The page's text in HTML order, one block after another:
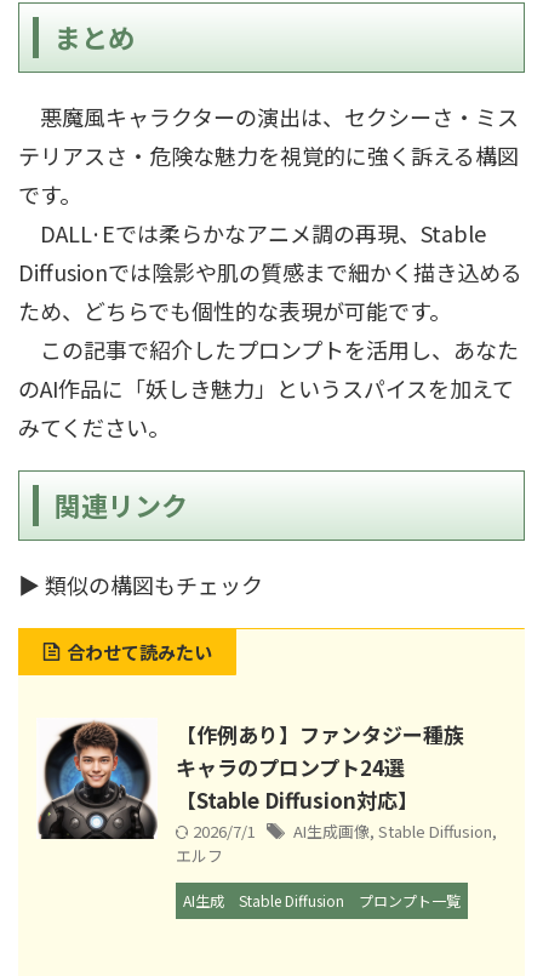
まとめ
悪魔風キャラクターの演出は、セクシーさ・ミス
テリアスさ・危険な魅力を視覚的に強く訴える構図
です。
DALL·Eでは柔らかなアニメ調の再現、Stable
Diffusionでは陰影や肌の質感まで細かく描き込める
ため、どちらでも個性的な表現が可能です。
この記事で紹介したプロンプトを活用し、あなた
のAI作品に「妖しき魅力」というスパイスを加えて
みてください。
関連リンク
▶ 類似の構図もチェック
合わせて読みたい
【作例あり】ファンタジー種族
キャラのプロンプト24選
【Stable Diffusion対応】
2026/7/1 AI生成画像, Stable Diffusion,
エルフ
AI生成 Stable Diffusion プロンプト一覧